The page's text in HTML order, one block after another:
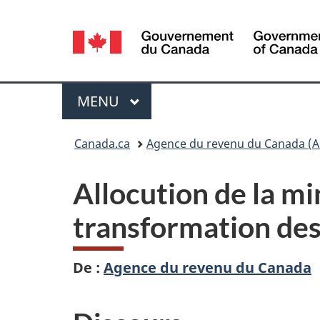
Sélection
de
la
langue
Menu
MENU PRINCIPAL
Canada.ca Agence du revenu du Canada
Allocution de la
transformation
De : Agence du revenu du Canada